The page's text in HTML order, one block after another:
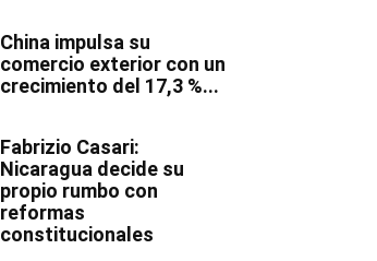
China impulsa su
comercio exterior con un
crecimiento del 17,3 %...
Fabrizio Casari:
Nicaragua decide su
propio rumbo con
reformas
constitucionales